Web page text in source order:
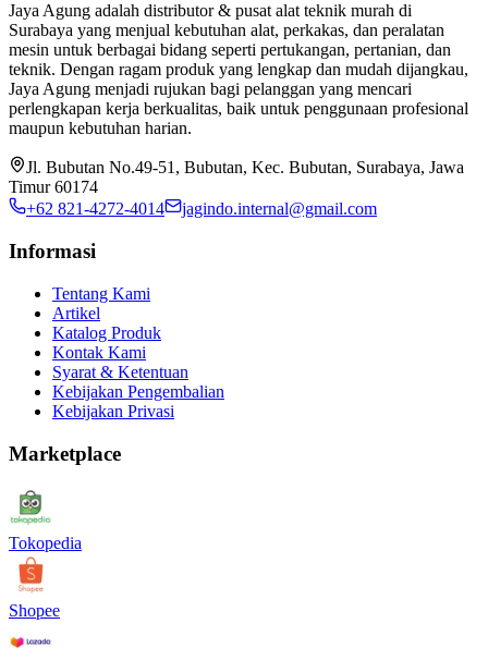
Jaya Agung adalah distributor & pusat alat teknik murah di
Surabaya yang menjual kebutuhan alat, perkakas, dan peralatan
mesin untuk berbagai bidang seperti pertukangan, pertanian, dan
teknik. Dengan ragam produk yang lengkap dan mudah dijangkau,
Jaya Agung menjadi rujukan bagi pelanggan yang mencari
perlengkapan kerja berkualitas, baik untuk penggunaan profesional
maupun kebutuhan harian.
Jl. Bubutan No.49-51, Bubutan, Kec. Bubutan, Surabaya, Jawa
Timur 60174
+62 821-4272-4014
jagindo.internal@gmail.com
Informasi
Tentang Kami
Artikel
Katalog Produk
Kontak Kami
Syarat & Ketentuan
Kebijakan Pengembalian
Kebijakan Privasi
Marketplace
Tokopedia
Shopee